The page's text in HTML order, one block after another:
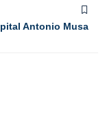
Antonio Musa